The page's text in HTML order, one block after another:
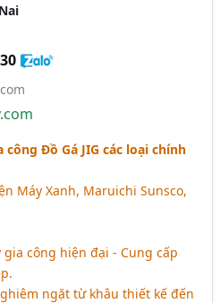
công Đồ Gá JIG các loại chính
Máy Xanh, Maruichi Sunsco,
công hiện đại - Cung cấp
ngặt từ khâu thiết kế đến